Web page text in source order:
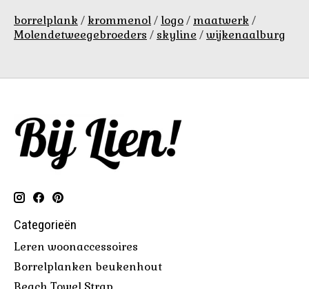
borrelplank/ krommenol/ logo/ maatwerk/
Molendetweegebroeders / skyline /wijkenaalburg
Categorieën
Leren woonaccessoires
Borrelplanken beukenhout